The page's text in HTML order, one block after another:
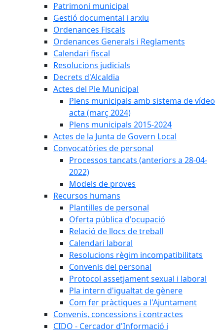
Patrimoni municipal
Gestió documental i arxiu
Ordenances Fiscals
Ordenances Generals i Reglaments
Calendari fiscal
Resolucions judicials
Decrets d'Alcaldia
Actes del Ple Municipal
Plens municipals amb sistema de vídeo
acta (març 2024)
Plens municipals 2015-2024
Actes de la Junta de Govern Local
Convocatòries de personal
Processos tancats (anteriors a 28-04-
2022)
Models de proves
Recursos humans
Plantilles de personal
Oferta pública d'ocupació
Relació de llocs de treball
Calendari laboral
Resolucions règim incompatibilitats
Convenis del personal
Protocol assetjament sexual i laboral
Pla intern d'igualtat de gènere
Com fer pràctiques a l'Ajuntament
Convenis, concessions i contractes
CIDO - Cercador d'Informació i